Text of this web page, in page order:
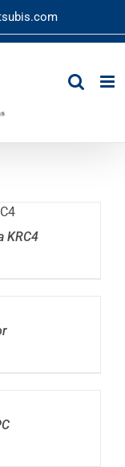
KRC4